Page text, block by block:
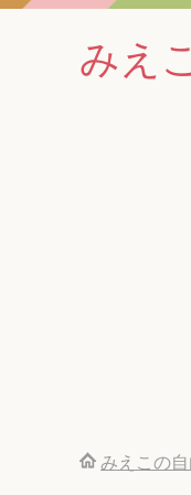
みえ
みえこの